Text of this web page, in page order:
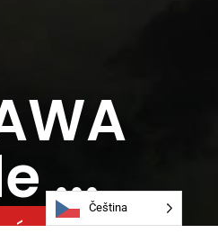
...Čeština